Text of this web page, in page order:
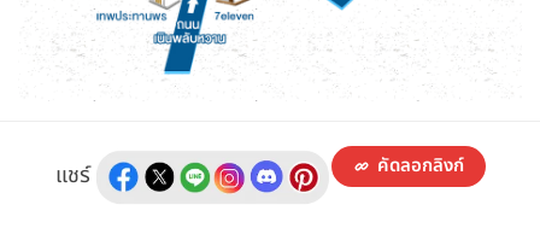
แชร์ คัดลอกลิงก์